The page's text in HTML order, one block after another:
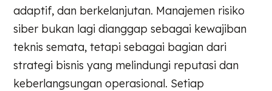
adaptif, dan berkelanjutan. Manajemen risiko
siber bukan lagi dianggap sebagai kewajiban
teknis semata, tetapi sebagai bagian dari
strategi bisnis yang melindungi reputasi dan
keberlangsungan operasional. Setiap